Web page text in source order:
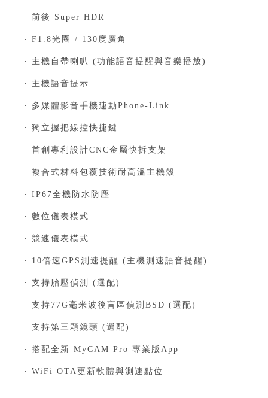
· 前後 Super HDR
· F1.8光圈 / 130度廣角
· 主機自帶喇叭 (功能語音提醒與音樂播放)
· 主機語音提示
· 多媒體影音手機連動Phone-Link
· 獨立握把線控快捷鍵
· 首創專利設計CNC金屬快拆支架
· 複合式材料包覆技術耐高溫主機殼
· IP67全機防水防塵
· 數位儀表模式
· 競速儀表模式
· 10倍速GPS測速提醒 (主機測速語音提醒)
· 支持胎壓偵測 (選配)
· 支持77G毫米波後盲區偵測BSD (選配)
· 支持第三顆鏡頭 (選配)
· 搭配全新 MyCAM Pro 專業版App
· WiFi OTA更新軟體與測速點位